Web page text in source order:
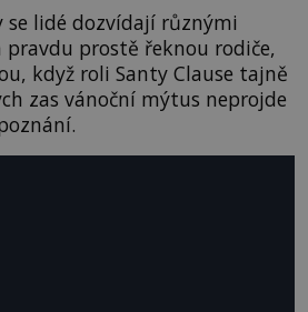
se lidé dozvídají různými
prostě řeknou rodiče,
když roli Santy Clause tajně
zas vánoční mýtus neprojde